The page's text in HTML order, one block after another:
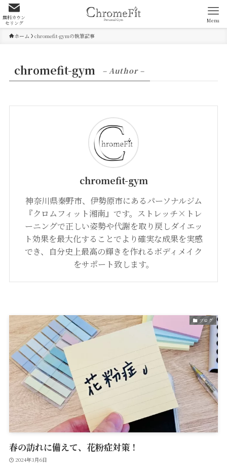
無料カウン
セリング Menu
ホーム chromefit-gymの執筆記事
chromefit-gym – Author –
chromefit-gym
神奈川県秦野市、伊勢原市にあるパーソナルジム
『クロムフィット湘南』です。ストレッチ×トレ
ーニングで正しい姿勢や代謝を取り戻しダイエッ
ト効果を最大化することでより確実な成果を実感
でき、自分史上最高の輝きを作れるボディメイク
をサポート致します。
ブログ
春の訪れに備えて、花粉症対策！
2024年3月6日